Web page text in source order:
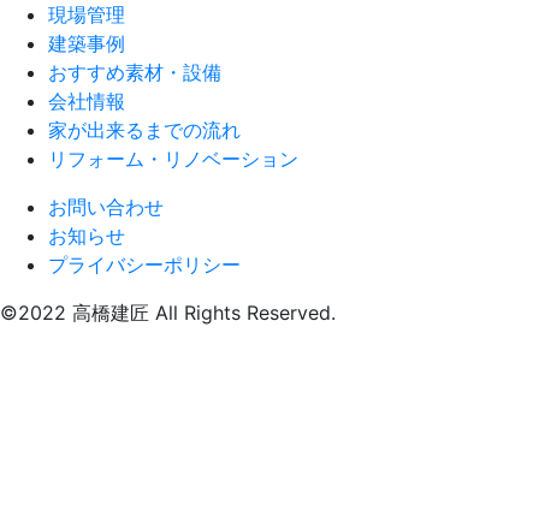
現場管理
建築事例
おすすめ素材・設備
会社情報
家が出来るまでの流れ
リフォーム・リノベーション
お問い合わせ
お知らせ
プライバシーポリシー
©2022 高橋建匠 All Rights Reserved.